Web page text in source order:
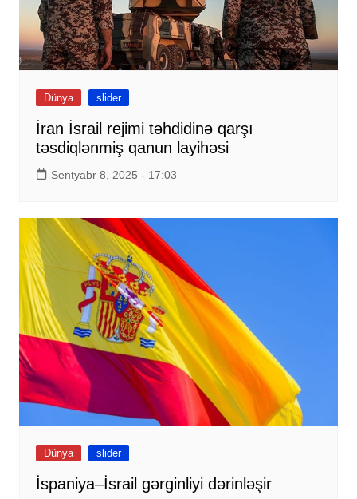
Dünya slider
İran İsrail rejimi təhdidinə qarşı
təsdiqlənmiş qanun layihəsi
Sentyabr 8, 2025 - 17:03
Dünya slider
İspaniya–İsrail gərginliyi dərinləşir